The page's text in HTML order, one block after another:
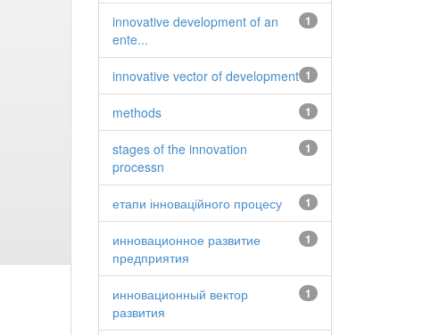
1
innovative development of an
ente...
1
innovative vector of development
1
methods
1
stages of the innovation
processn
1
етапи інноваційного процесу
1
инновационное развитие
предприятия
1
инновационный вектор
развития